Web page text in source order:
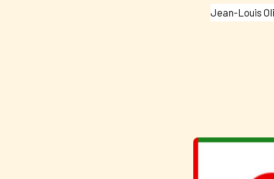
Jean-Louis